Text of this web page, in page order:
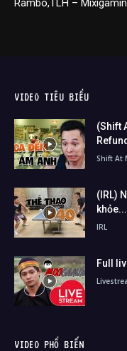
VIDEO TIÊU BIỂU
(Shift
Shift At
(IRL)
khỏe...
IRL
Full
VIDEO PHỔ BIẾN